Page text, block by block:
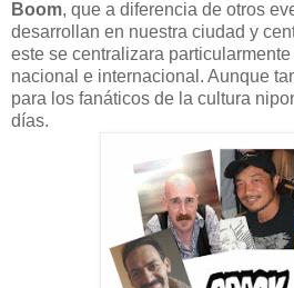
Boom, que a diferencia de otros
desarrollan en nuestra ciudad y
este se centralizara
nacional e internacional. Aunque
para los fanáticos de la cultura
días.